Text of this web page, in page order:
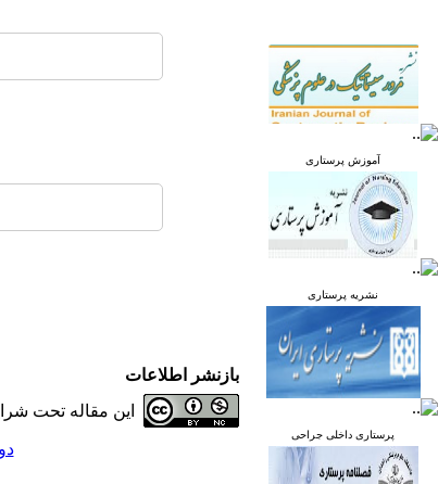
آموزش پرستاری
نشریه پرستاری
پرستاری داخلی جراحی
بازنشر اطلاعات
این مقاله تحت
دوره 8،